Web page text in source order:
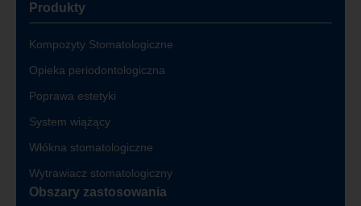
Produkty
Kompozyty Stomatologiczne
Opieka periodontologiczna
Poprawa estetyki
System wiążący
Włókna stomatologiczne
Wytrawiacz stomatologiczny
Obszary zastosowania